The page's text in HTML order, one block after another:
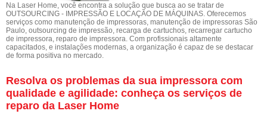
Na Laser Home, você encontra a solução que busca ao se tratar de
OUTSOURCING - IMPRESSÃO E LOCAÇÃO DE MÁQUINAS. Oferecemos
serviços como manutenção de impressoras, manutenção de impressoras São
Paulo, outsourcing de impressão, recarga de cartuchos, recarregar cartucho
de impressora, reparo de impressora. Com profissionais altamente
capacitados, e instalações modernas, a organização é capaz de se destacar
de forma positiva no mercado.
Resolva os problemas da sua impressora com
qualidade e agilidade: conheça os serviços de
reparo da Laser Home